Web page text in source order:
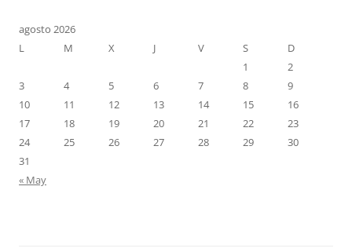
agosto 2026
L
M X J V S
D
1
2
3
4 5 6 7 8
9
10
11 12 13 14 15
16
17
18 19 20 21 22
23
24
25 26 27 28 29
30
31
« May